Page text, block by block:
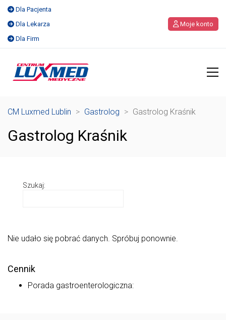
Dla Pacjenta
Dla Lekarza
Dla Firm
Moje konto
CM Luxmed Lublin > Gastrolog > Gastrolog Kraśnik
Gastrolog Kraśnik
Szukaj:
Nie udało się pobrać danych. Spróbuj ponownie.
Cennik
Porada gastroenterologiczna: